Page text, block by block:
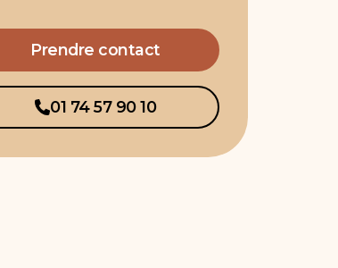
Prendre contact
01 74 57 90 10